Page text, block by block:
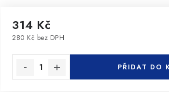
314 Kč
280 Kč bez DPH
PŘIDAT DO